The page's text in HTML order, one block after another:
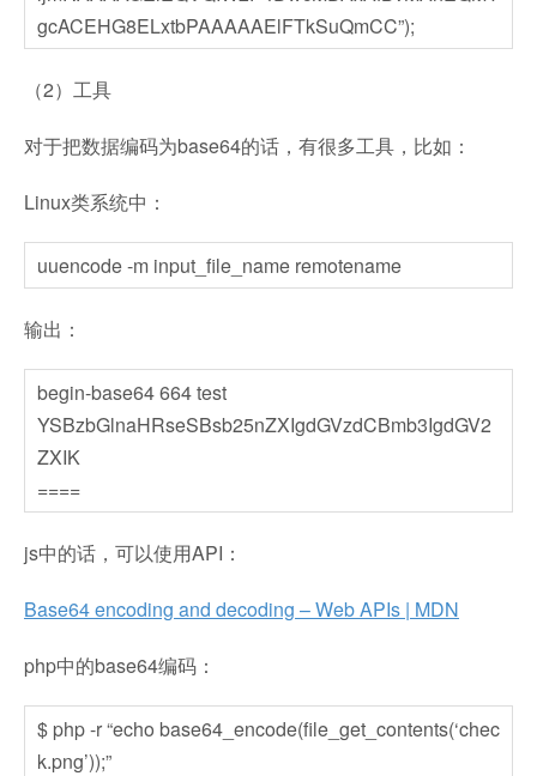
gcACEHG8ELxtbPAAAAAElFTkSuQmCC”);
（2）工具
对于把数据编码为base64的话，有很多工具，比如：
Linux类系统中：
uuencode -m input_file_name remotename
输出：
begin-base64 664 test
YSBzbGlnaHRseSBsb25nZXIgdGVzdCBmb3IgdGV2
ZXIK
====
js中的话，可以使用API：
Base64 encoding and decoding – Web APIs | MDN
php中的base64编码：
$ php -r “echo base64_encode(file_get_contents(‘chec
k.png’));”